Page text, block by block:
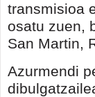
transmisioa
osatu zuen,
San Martin,
Azurmendi